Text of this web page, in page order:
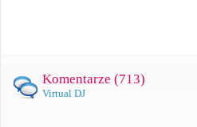
Komentarze (713)
Virtual DJ